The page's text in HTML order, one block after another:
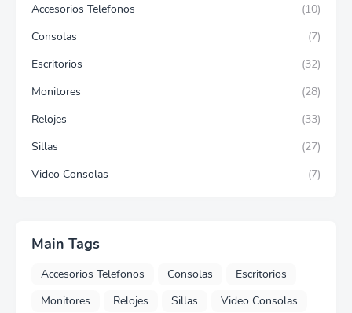
Accesorios Telefonos
(10)
Consolas
(7)
Escritorios
(32)
Monitores
(28)
Relojes
(33)
Sillas
(27)
Video Consolas
(7)
Main Tags
Accesorios Telefonos Consolas
Escritorios
Monitores
Relojes Sillas Video Consolas